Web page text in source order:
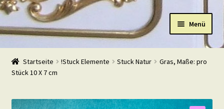
Navigation
Zum
Inhalt
Menü
Start
Shop
Warenkorb
Startseite !Stuck Elemente Stuck Natur
Gras, Maße: pro
Stück 10 X 7 cm